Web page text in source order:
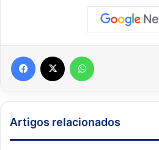
Artigos relacionados